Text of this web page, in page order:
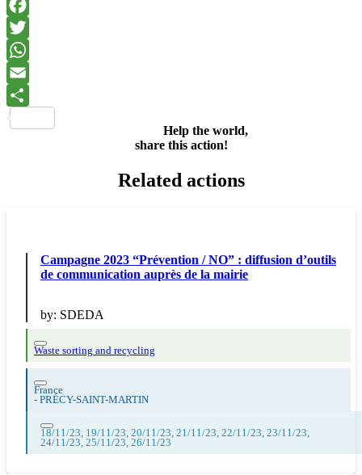
Help the world,
share this action!
Related actions
Campagne 2023 “Prévention / NO” : diffusion d’outils
de communication auprès de la mairie
by: SDEDA
Waste sorting and recycling
France
- PRÉCY-SAINT-MARTIN
18/11/23, 19/11/23, 20/11/23, 21/11/23, 22/11/23, 23/11/23,
24/11/23, 25/11/23, 26/11/23